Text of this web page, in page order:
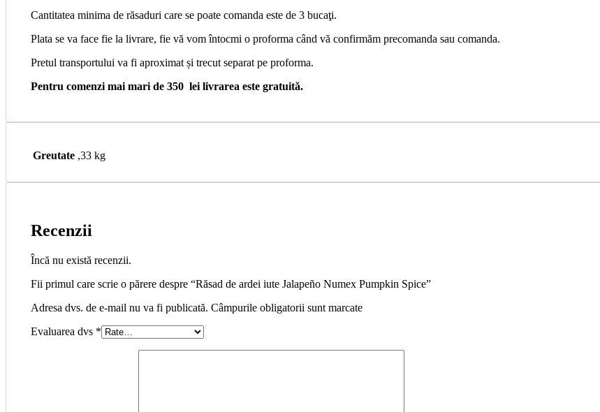
Cantitatea minima de răsaduri care se poate comanda este de 3 bucaţi.
Plata se va face fie la livrare, fie vă vom întocmi o proforma când vă confirmăm precomanda sau comanda.
Pretul transportului va fi aproximat și trecut separat pe proforma.
Pentru comenzi mai mari de 350 lei livrarea este gratuită.
Greutate ,33 kg
Recenzii
Încă nu există recenzii.
Fii primul care scrie o părere despre “Răsad de ardei iute Jalapeño Numex Pumpkin Spice”
Adresa dvs. de e-mail nu va fi publicată. Câmpurile obligatorii sunt marcate
Evaluarea dvs *